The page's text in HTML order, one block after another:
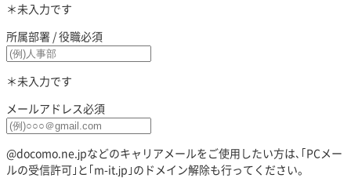
＊未入力です
所属部署 / 役職必須
＊未入力です
メールアドレス必須
@docomo.ne.jpなどのキャリアメールをご使用したい方は､｢PCメー
ルの受信許可｣と｢m-it.jp｣のドメイン解除も行ってください。